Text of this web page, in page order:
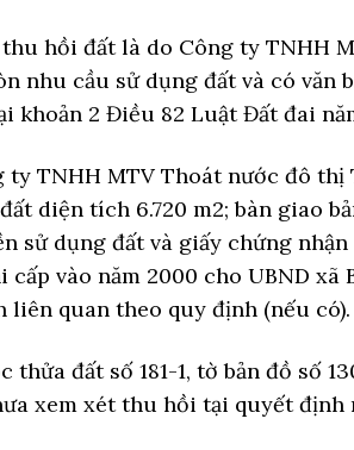
hồi đất là do Công ty TNHH
nhu cầu sử dụng đất và có văn
khoản 2 Điều 82 Luật Đất đai
ty TNHH MTV Thoát nước đô thị
diện tích 6.720 m2; bàn giao
sử dụng đất và giấy chứng
cấp vào năm 2000 cho UBND xã
quan theo quy định (nếu có).
đất số 181-1, tờ bản đồ số
xem xét thu hồi tại quyết định